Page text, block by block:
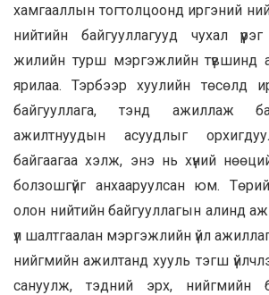
хамгааллын тогтолцоонд иргэний
нийтийн байгууллагууд чухал
жилийн турш мэргэжлийн түвшинд
ярилаа. Тэрбээр хуулийн төсөлд
байгууллага, тэнд ажиллаж
ажилтнуудын асуудлыг
байгаагаа хэлж, энэ нь хүний
болзошгүйг анхааруулсан юм.
олон нийтийн байгууллагын алинд
үл шалтгаалан мэргэжлийн үйл
нийгмийн ажилтанд хууль тэгш
сануулж, тэдний эрх, нийгмийн